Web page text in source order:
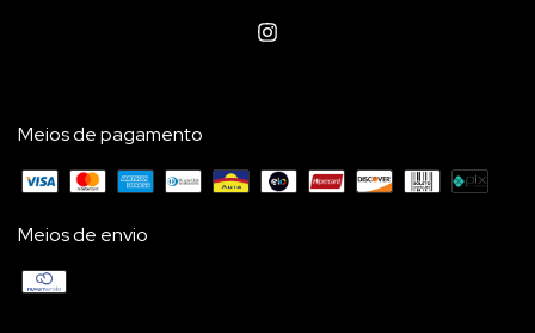
Meios de pagamento
Meios de envio